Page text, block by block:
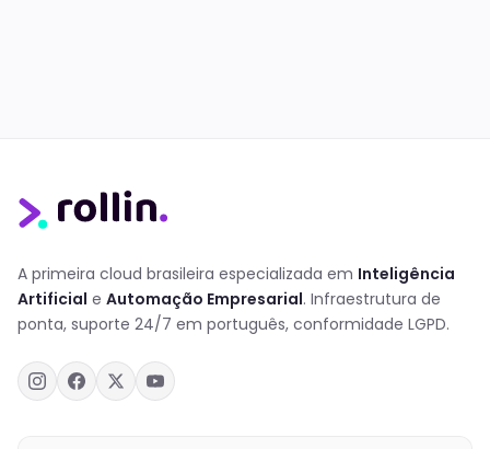
A primeira cloud brasileira especializada em Inteligência
Artificial e Automação Empresarial. Infraestrutura de
ponta, suporte 24/7 em português, conformidade LGPD.